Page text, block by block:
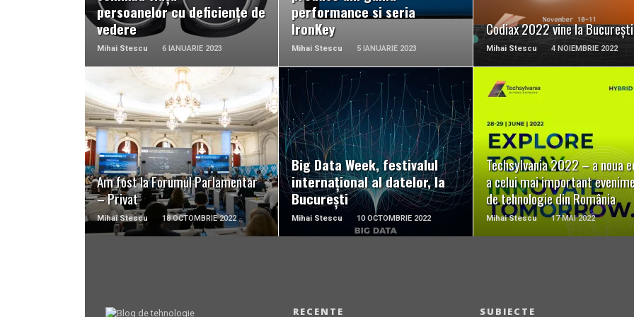
persoanelorcu deficiențe de
vedere
Mihai Stescu 6 IANUARIE 2023
performance si seria
IronKey
Mihai Stescu 5 IANUARIE 2023
Codiax 2022 vine la București
Mihai Stescu 4 NOIEMBRIE 2022
Am fost la Forumul Parlamentar
– Privat
Mihai Stescu 18 OCTOMBRIE 2022
READ MORE
Big Data Week, festivalul
internațional al datelor, la
București
Mihai Stescu 10 OCTOMBRIE 2022
READ MORE
Techsylvania 2022 – a noua
a celui mai important
de tehnologie din România
Mihai Stescu 17 MAI 2022
READ MORE
RECENTE SUBIECTE